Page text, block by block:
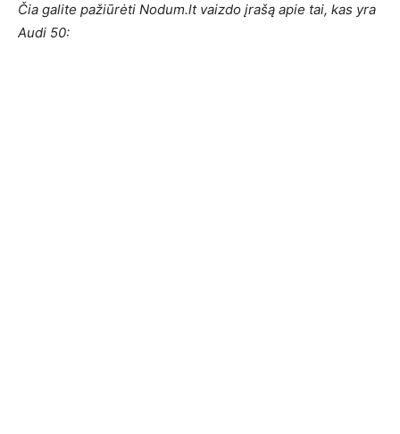
Čia galite pažiūrėti Nodum.lt vaizdo įrašą apie tai, kas yra
Audi 50: